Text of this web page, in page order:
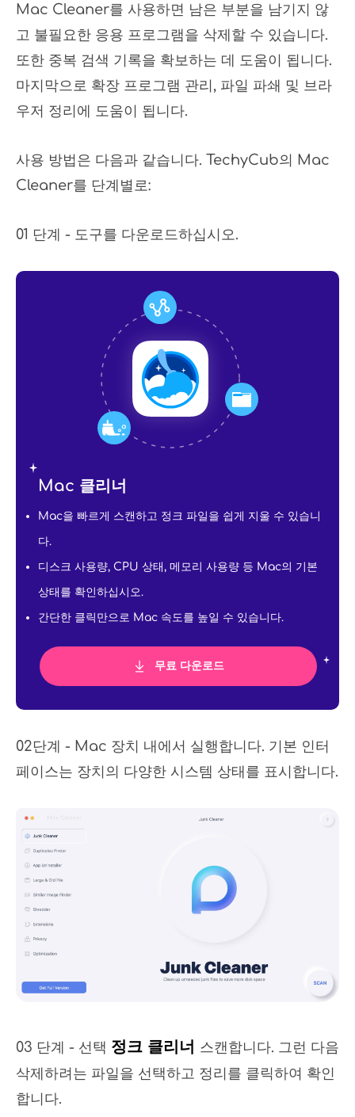
Mac Cleaner를 사용하면 남은 부분을 남기지 않
고 불필요한 응용 프로그램을 삭제할 수 있습니다.
또한 중복 검색 기록을 확보하는 데 도움이 됩니다.
마지막으로 확장 프로그램 관리, 파일 파쇄 및 브라
우저 정리에 도움이 됩니다.
사용 방법은 다음과 같습니다. TechyCub의 Mac
Cleaner를 단계별로:
01 단계 - 도구를 다운로드하십시오.
Mac 클리너
Mac을 빠르게 스캔하고 정크 파일을 쉽게 지울 수 있습니
다.
디스크 사용량, CPU 상태, 메모리 사용량 등 Mac의 기본
상태를 확인하십시오.
간단한 클릭만으로 Mac 속도를 높일 수 있습니다.
무료 다운로드
02단계 - Mac 장치 내에서 실행합니다. 기본 인터
페이스는 장치의 다양한 시스템 상태를 표시합니다.
03 단계 - 선택 정크 클리너 스캔합니다. 그런 다음
삭제하려는 파일을 선택하고 정리를 클릭하여 확인
합니다.